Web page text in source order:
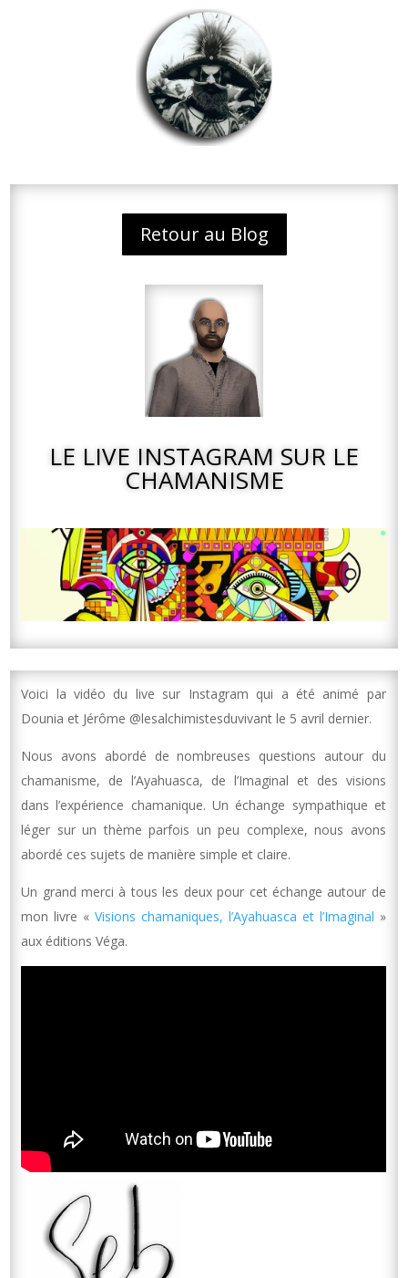
Retour au Blog
LE LIVE INSTAGRAM SUR LE
CHAMANISME
Voici la vidéo du live sur Instagram qui a été animé par
Dounia et Jérôme @lesalchimistesduvivant le 5 avril dernier.
Nous avons abordé de nombreuses questions autour du
chamanisme, de l’Ayahuasca, de l’Imaginal et des visions
dans l’expérience chamanique. Un échange sympathique et
léger sur un thème parfois un peu complexe, nous avons
abordé ces sujets de manière simple et claire.
Un grand merci à tous les deux pour cet échange autour de
mon livre «Visions chamaniques, l’Ayahuasca et l’Imaginal »
aux éditions Véga.